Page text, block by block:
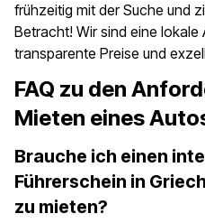
frühzeitig mit der Suche und
Betracht! Wir sind eine
transparente Preise und
FAQ zu den
Mieten eines
Brauche ich einen
Führerschein in
zu mieten?